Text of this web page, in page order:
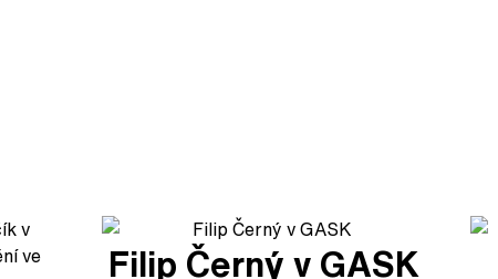
Filip Černý v GASK